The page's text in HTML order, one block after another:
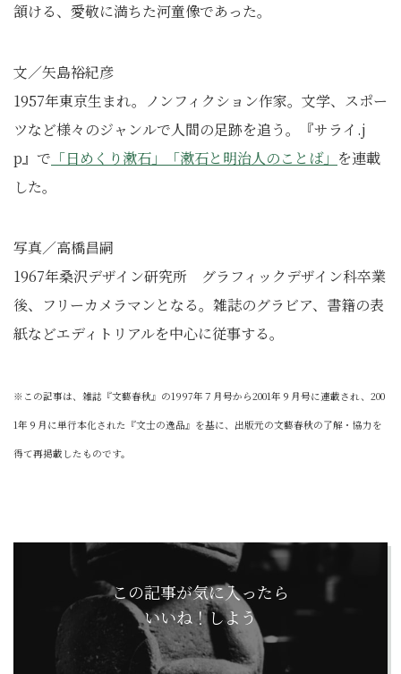
頷ける、愛敬に満ちた河童像であった。
文／矢島裕紀彦
1957年東京生まれ。ノンフィクション作家。文学、スポー
ツなど様々のジャンルで人間の足跡を追う。『サライ.j
p』で 「日めくり漱石」「漱石と明治人のことば」 を連載
した。
写真／高橋昌嗣
1967年桑沢デザイン研究所 グラフィックデザイン科卒業
後、フリーカメラマンとなる。雑誌のグラビア、書籍の表
紙などエディトリアルを中心に従事する。
※この記事は、雑誌『文藝春秋』の1997年７月号から2001年９月号に連載され、200
1年９月に単行本化された『文士の逸品』を基に、出版元の文藝春秋の了解・協力を
得て再掲載したものです。
この記事が気に入ったら
いいね！しよう